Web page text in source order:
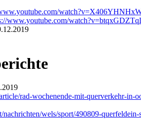
www.youtube.com/
rad-wochenende-mit-querverkehr-in-
wels/sport/490809-querfeldein-